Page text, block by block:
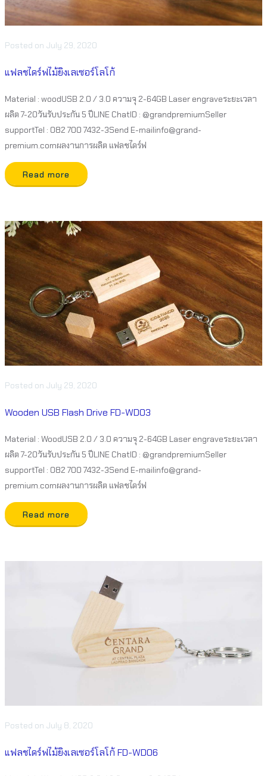
Posted on July 29, 2020
แฟลชไดร์ฟไม้ยิงเลเซอร์โลโก้
Material : woodUSB 2.0 / 3.0 ความจุ 2-64GB Laser engraveระยะเวลา
ผลิต 7-20วันรับประกัน 5 ปีLINE ChatID : @grandpremiumSeller
supportTel : 082 700 7432-3Send E-mailinfo@grand-
premium.comผลงานการผลิต แฟลชไดร์ฟ
Read more
Posted on July 29, 2020
Wooden USB Flash Drive FD-WD03
Material : WoodUSB 2.0 / 3.0 ความจุ 2-64GB Laser engraveระยะเวลา
ผลิต 7-20วันรับประกัน 5 ปีLINE ChatID : @grandpremiumSeller
supportTel : 082 700 7432-3Send E-mailinfo@grand-
premium.comผลงานการผลิต แฟลชไดร์ฟ
Read more
Posted on July 8, 2020
แฟลชไดร์ฟไม้ยิงเลเซอร์โลโก้ FD-WD06